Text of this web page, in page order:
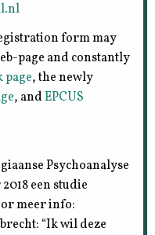
form may
page and constantly
page, the newly
, andEPCUS
Psychoanalyse
een studie
meer info:
“Ik wil deze